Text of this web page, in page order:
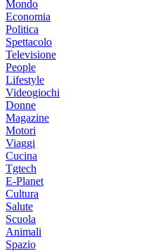
Mondo
Economia
Politica
Spettacolo
Televisione
People
Lifestyle
Videogiochi
Donne
Magazine
Motori
Viaggi
Cucina
Tgtech
E-Planet
Cultura
Salute
Scuola
Animali
Spazio